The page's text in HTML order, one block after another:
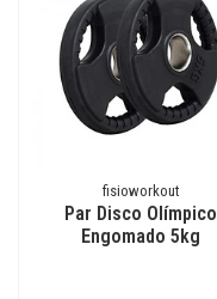
fisioworkout
Par Disco Olímpico
Engomado 5kg